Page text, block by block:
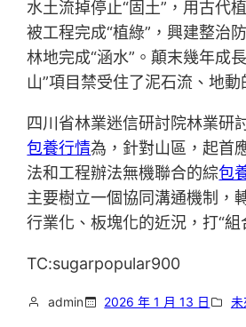
水土流掉停止“固土”，用古代
被工程完成“植綠”，興建整治
林地完成“涵水”。顛末幾年成
山”項目禁受住了泥石流、地動
四川省林業迷信研討院林業研
包養行情為，針對山區，起首
法和工程辦法無機聯合的綜包
主要樹立一個協同溝通機制，
行業化、板塊化的近況，打“組
TC:sugarpopular900
admin 2026 年 1 月 13 日 未